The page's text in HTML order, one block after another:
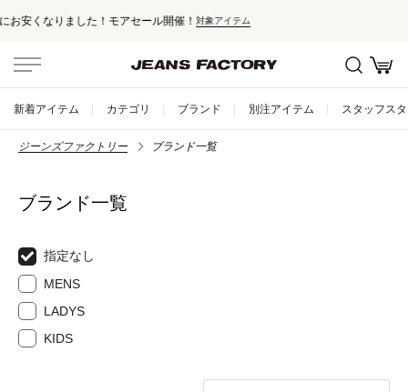
セール対象外アイテムは10%ポイント還元！
新着アイテム カテゴリ ブランド 別注アイテム スタッフス
ジーンズファクトリー ブランド一覧
ブランド一覧
指定なし
MENS
LADYS
KIDS